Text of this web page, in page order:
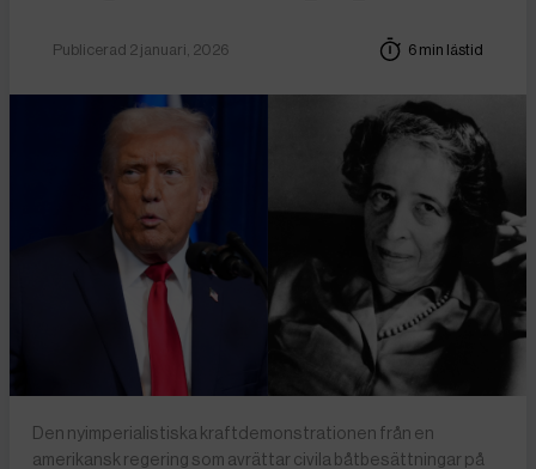
Publicerad 2 januari, 2026 6 min lästid
Den nyimperialistiska kraftdemonstrationen från en
amerikansk regering som avrättar civila båtbesättningar på